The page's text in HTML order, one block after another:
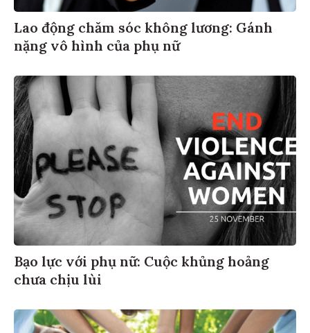
Lao động chăm sóc không lương: Gánh
nặng vô hình của phụ nữ
Bạo lực với phụ nữ: Cuộc khủng hoảng
chưa chịu lùi